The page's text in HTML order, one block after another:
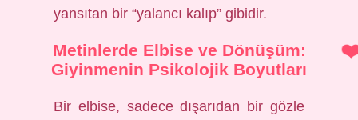
yansıtan bir “yalancı kalıp” gibidir.
Metinlerde Elbise ve Dönüşüm:
Giyinmenin Psikolojik Boyutları
Bir elbise, sadece dışarıdan bir gözle